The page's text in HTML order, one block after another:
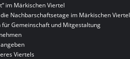
im Märkischen Viertel
Nachbarschaftsetage im Märkischen Viertel
für Gemeinschaft und Mitgestaltung
Viertels